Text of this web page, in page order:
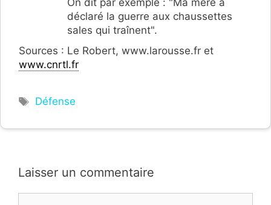
déclaré la guerre aux chaussettes
sales qui traînent".
Sources : Le Robert, www.larousse.fr et
www.cnrtl.fr
Étiquettes
Défense
Laisser un commentaire